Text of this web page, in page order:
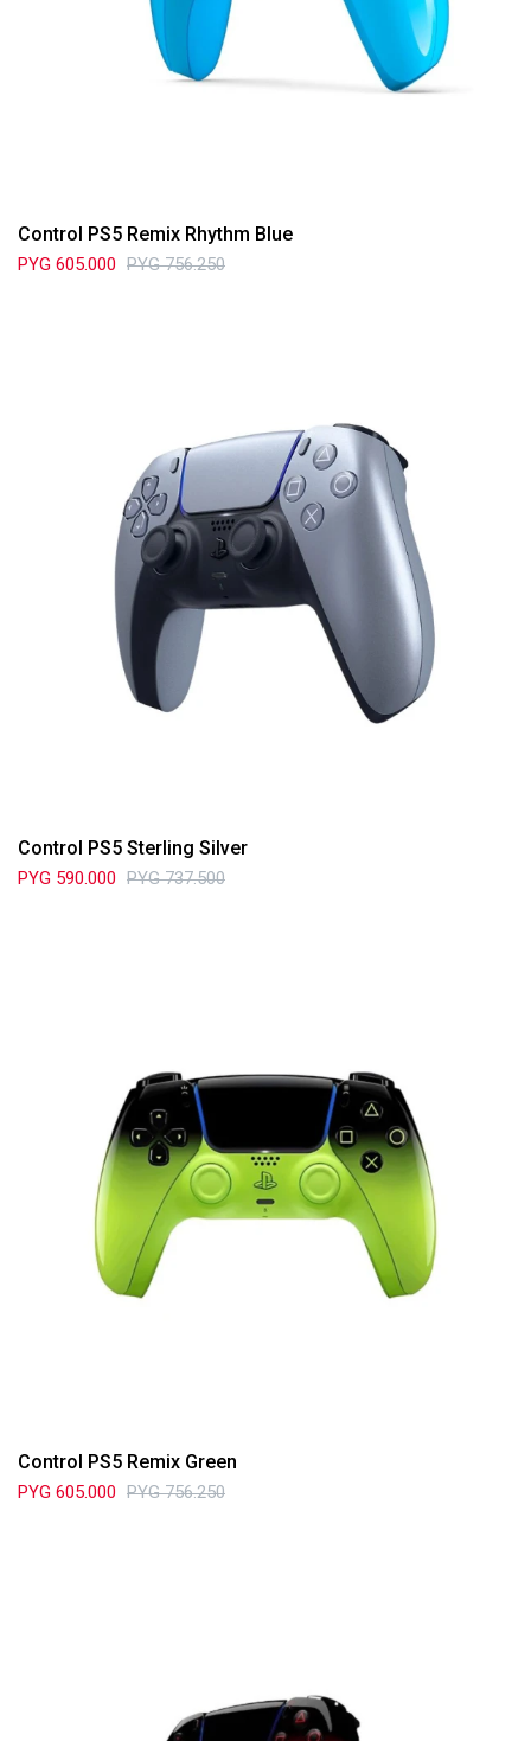
Control PS5 Remix Rhythm Blue
PYG 605.000 PYG 756.250
Control PS5 Sterling Silver
PYG 590.000 PYG 737.500
Control PS5 Remix Green
PYG 605.000 PYG 756.250